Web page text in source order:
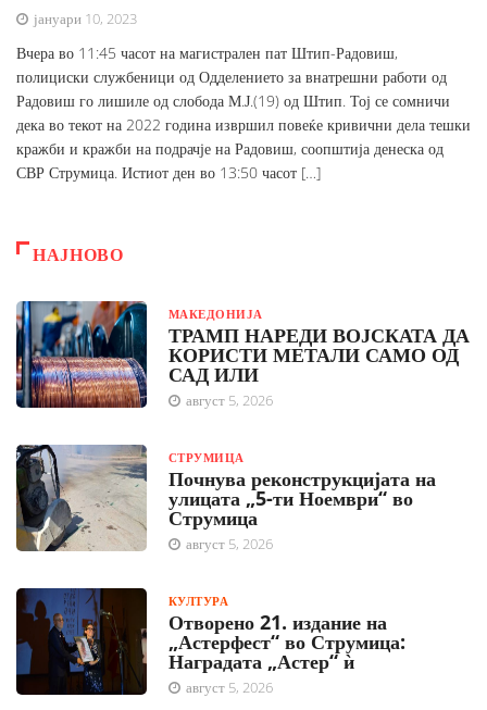
јануари 10, 2023
Вчера во 11:45 часот на магистрален пат Штип-Радовиш,
полициски службеници од Одделението за внатрешни работи од
Радовиш го лишиле од слобода М.Ј.(19) од Штип. Тој се сомничи
дека во текот на 2022 година извршил повеќе кривични дела тешки
кражби и кражби на подрачје на Радовиш, соопштија денеска од
СВР Струмица. Истиот ден во 13:50 часот […]
НАЈНОВО
МАКЕДОНИЈА
ТРАМП НАРЕДИ ВОЈСКАТА ДА
КОРИСТИ МЕТАЛИ САМО ОД
САД ИЛИ
август 5, 2026
СТРУМИЦА
Почнува реконструкцијата на
улицата „5-ти Ноември“ во
Струмица
август 5, 2026
КУЛТУРА
Отворено 21. издание на
„Астерфест“ во Струмица:
Наградата „Астер“ ѝ
август 5, 2026